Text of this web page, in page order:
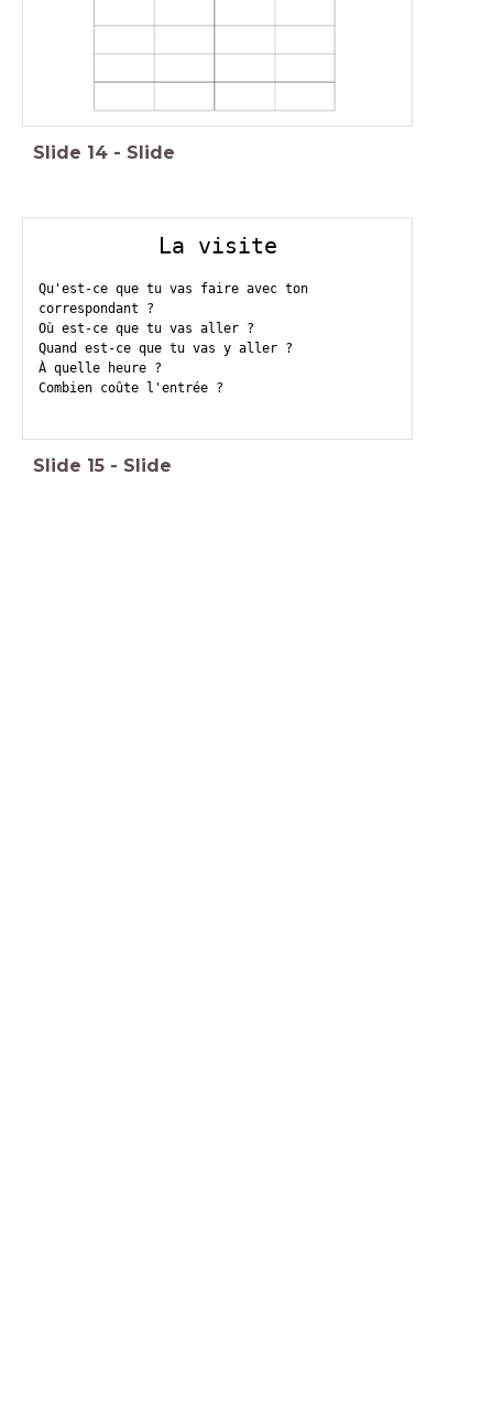
Slide 14 - Slide
La visite
Qu'est-ce que tu vas faire avec ton
correspondant ?
Où est-ce que tu vas aller ?
Quand est-ce que tu vas y aller ?
À quelle heure ?
Combien coûte l'entrée ?
Slide 15 - Slide